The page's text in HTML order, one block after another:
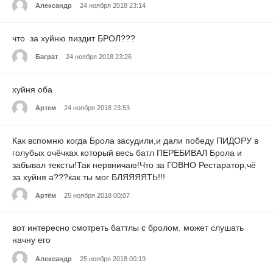
Александр 24 ноября 2018 23:14
что за хуйню пиздит БРОЛ???
Баграт 24 ноября 2018 23:26
хуйня оба
Артем 24 ноября 2018 23:53
Как вспомню когда Брола засудили,и дали победу ПИДОРУ в
голубых очёчках который весь батл ПЕРЕБИВАЛ Брола и
забывал тексты!Так нервничаю!Что за ГОВНО Рестаратор,чё
за хуйня а???как ты мог БЛЯЯЯЯТЬ!!!
Артём 25 ноября 2018 00:07
вот интересно смотреть баттлы с бролом. может слушать
начну его
Александр 25 ноября 2018 00:19